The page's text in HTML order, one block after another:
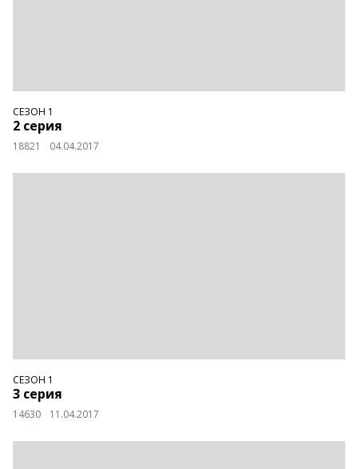
СЕЗОН 1
2 серия
18821 04.04.2017
СЕЗОН 1
3 серия
14630 11.04.2017